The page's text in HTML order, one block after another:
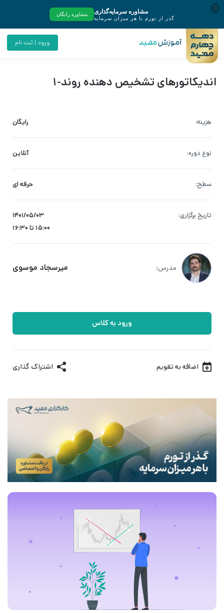
ورود | ثبت نام
اندیکاتورهای تشخیص دهنده روند-1
هزینه: رایگان
نوع دوره: آنلاین
سطح: حرفه ای
تاریخ برگزاری:
۱۴۰۱/۰۵/۰۳
15:00 تا 16:30
مدرس: میرسجاد موسوی
ورود به کلاس
اضافه به تقویم اشتراک گذاری